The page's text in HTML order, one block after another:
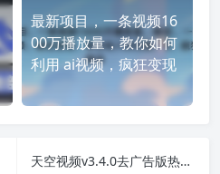
最新项目，一条视频16
00万播放量，教你如何
利用 ai视频，疯狂变现
天空视频v3.4.0去广告版热门影视资源免费看